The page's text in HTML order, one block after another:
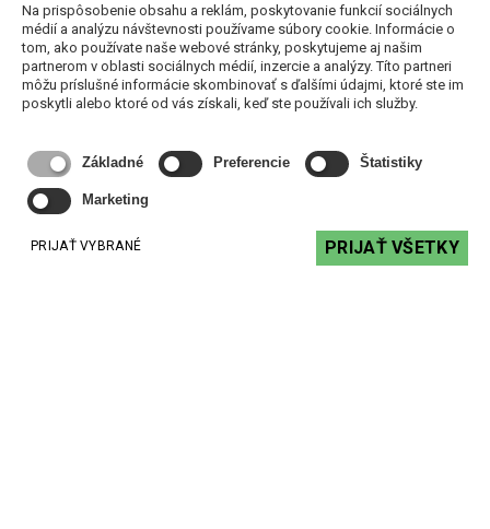
AMC DMPA 60 Light - zosilňovač s prehrávačom 60W
248,46 €s DPH
DO KOŠÍKA
Na prispôsobenie obsahu a reklám, poskytovanie funkcií sociálnych
médií a analýzu návštevnosti používame súbory cookie. Informácie o
tom, ako používate naše webové stránky, poskytujeme aj našim
partnerom v oblasti sociálnych médií, inzercie a analýzy. Títo partneri
môžu príslušné informácie skombinovať s ďalšími údajmi, ktoré ste im
poskytli alebo ktoré od vás získali, keď ste používali ich služby.
Základné Preferencie Štatistiky
Marketing
PRIJAŤ VYBRANÉ PRIJAŤ VŠETKY